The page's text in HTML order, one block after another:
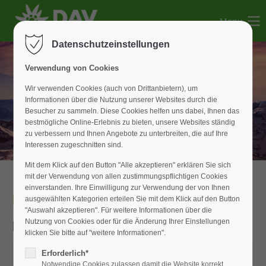
Der Eintrag "offcanvas-col2" existiert leider nicht.
Der Eintrag "offcanvas-col3" existiert leider nicht.
Der Eintrag "offcanvas-col4" existiert leider nicht.
Menu
Hüttenanmeldung
Download Anmeldeformular
Datenschutzeinstellungen
Verwendung von Cookies
Wir verwenden Cookies (auch von Drittanbietern), um
Informationen über die Nutzung unserer Websites durch die
Besucher zu sammeln. Diese Cookies helfen uns dabei, Ihnen das
bestmögliche Online-Erlebnis zu bieten, unsere Websites ständig
zu verbessern und Ihnen Angebote zu unterbreiten, die auf Ihre
Interessen zugeschnitten sind.
Mit dem Klick auf den Button "Alle akzeptieren" erklären Sie sich
mit der Verwendung von allen zustimmungspflichtigen Cookies
einverstanden. Ihre Einwilligung zur Verwendung der von Ihnen
ausgewählten Kategorien erteilen Sie mit dem Klick auf den Button
"Auswahl akzeptieren". Für weitere Informationen über die
Nutzung von Cookies oder für die Änderung Ihrer Einstellungen
klicken Sie bitte auf "weitere Informationen".
Erforderlich*
Notwendige Cookies zulassen damit die Website korrekt